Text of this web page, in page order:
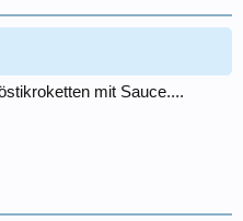
mit Sauce....